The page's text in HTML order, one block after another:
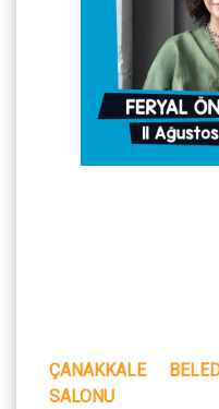
ÇANAKKALE
SALONU